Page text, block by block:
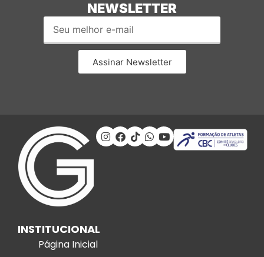
NEWSLETTER
Assinar Newsletter
INSTITUCIONAL
Página Inicial